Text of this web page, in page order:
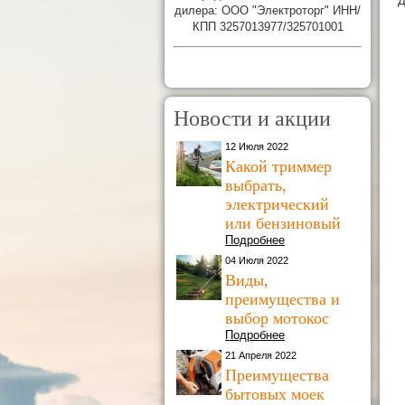
дилера: ООО "Электроторг" ИНН/
КПП 3257013977/325701001
Новости и акции
12 Июля 2022
Какой триммер
выбрать,
электрический
или бензиновый
Подробнее
04 Июля 2022
Виды,
преимущества и
выбор мотокос
Подробнее
21 Апреля 2022
Преимущества
бытовых моек